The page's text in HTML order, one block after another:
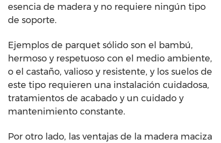
esencia de madera y no requiere ningún tipo
de soporte.
Ejemplos de parquet sólido son el bambú,
hermoso y respetuoso con el medio ambiente,
o el castaño, valioso y resistente, y los suelos de
este tipo requieren una instalación cuidadosa,
tratamientos de acabado y un cuidado y
mantenimiento constante.
Por otro lado, las ventajas de la madera maciza